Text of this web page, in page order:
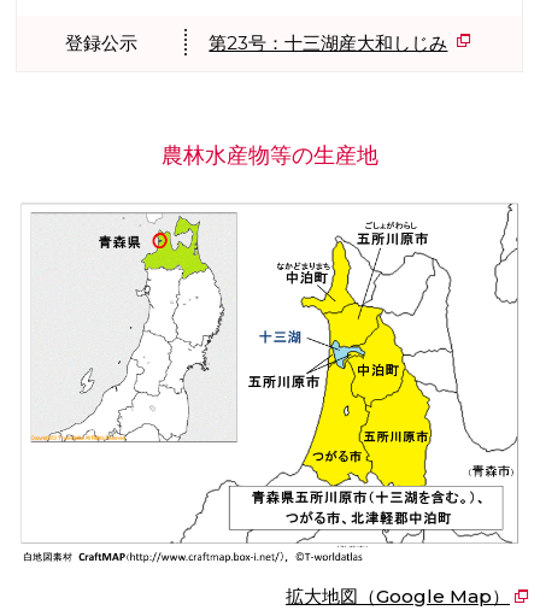
登録公示 第23号：十三湖産大和しじみ
農林水産物等の生産地
拡大地図（Google Map）